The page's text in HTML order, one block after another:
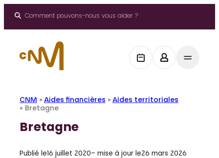
Comment pouvons-nous vous aider ?
CNM » Aides financières » Aides territoriales
» Bretagne
Bretagne
Publié le16 juillet 2020– mise à jour le26 mars 2026